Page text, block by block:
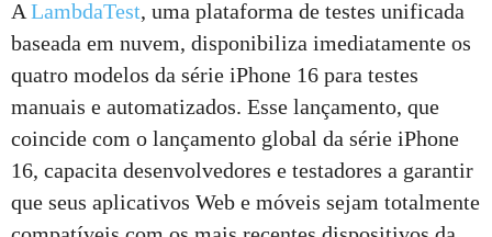
A LambdaTest, uma plataforma de testes unificada
baseada em nuvem, disponibiliza imediatamente os
quatro modelos da série iPhone 16 para testes
manuais e automatizados. Esse lançamento, que
coincide com o lançamento global da série iPhone
16, capacita desenvolvedores e testadores a garantir
que seus aplicativos Web e móveis sejam totalmente